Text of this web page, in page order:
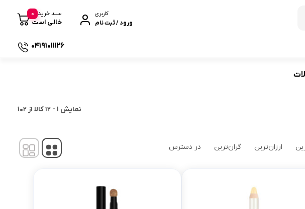
کاربری
ورود / ثبت نام
سبد خرید
خالی است
0
04191011126
نمایش 1
-
12کالا از 102
ارزان‌ترین گران‌ترین در دسترس